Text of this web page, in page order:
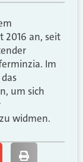
2016 an, seit
Im
um sich
widmen.